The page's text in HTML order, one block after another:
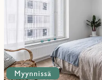
Myynnissä